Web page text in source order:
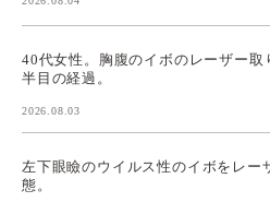
40代女性。胸腹のイボのレーザー取
半目の経過。
2026.08.03
左下眼瞼のウイルス性のイボをレー
態。